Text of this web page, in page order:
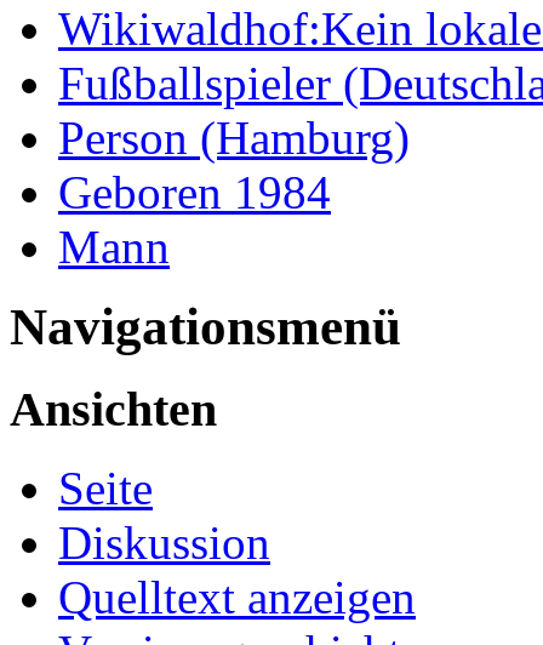
Wikiwaldhof:Kein
Fußballspieler
Person (Hamburg)
Geboren 1984
Mann
Navigationsmenü
Ansichten
Seite
Diskussion
Quelltext anzeigen